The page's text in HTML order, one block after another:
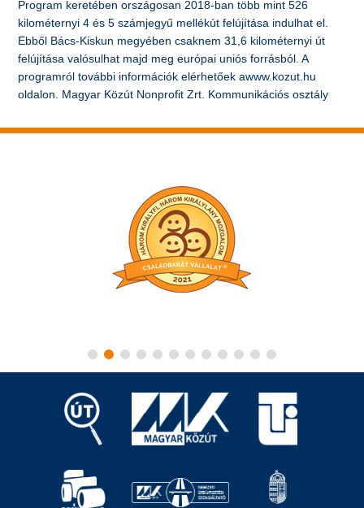
Program keretében országosan 2018-ban több mint 526
kilométernyi 4 és 5 számjegyű mellékút felújítása indulhat el.
Ebből Bács-Kiskun megyében csaknem 31,6 kilométernyi út
felújítása valósulhat majd meg európai uniós forrásból. A
programról további információk elérhetőek awww.kozut.hu
oldalon. Magyar Közút Nonprofit Zrt. Kommunikációs osztály